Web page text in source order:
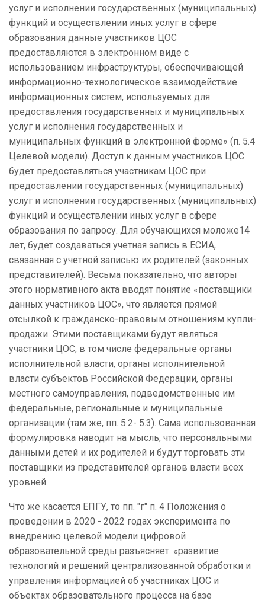
услуг и исполнении государственных (муниципальных)
функций и осуществлении иных услуг в сфере
образования данные участников ЦОС
предоставляются в электронном виде с
использованием инфраструктуры, обеспечивающей
информационно-технологическое взаимодействие
информационных систем, используемых для
предоставления государственных и муниципальных
услуг и исполнения государственных и
муниципальных функций в электронной форме» (п. 5.4
Целевой модели). Доступ к данным участников ЦОС
будет предоставляться участникам ЦОС при
предоставлении государственных (муниципальных)
услуг и исполнении государственных (муниципальных)
функций и осуществлении иных услуг в сфере
образования по запросу. Для обучающихся моложе14
лет, будет создаваться учетная запись в ЕСИА,
связанная с учетной записью их родителей (законных
представителей). Весьма показательно, что авторы
этого нормативного акта вводят понятие «поставщики
данных участников ЦОС», что является прямой
отсылкой к гражданско-правовым отношениям купли-
продажи. Этими поставщиками будут являться
участники ЦОС, в том числе федеральные органы
исполнительной власти, органы исполнительной
власти субъектов Российской Федерации, органы
местного самоуправления, подведомственные им
федеральные, региональные и муниципальные
организации (там же, пп. 5.2- 5.3). Сама использованная
формулировка наводит на мысль, что персональными
данными детей и их родителей и будут торговать эти
поставщики из представителей органов власти всех
уровней.
Что же касается ЕПГУ, то пп. "г" п. 4 Положения о
проведении в 2020 - 2022 годах эксперимента по
внедрению целевой модели цифровой
образовательной среды разъясняет: «развитие
технологий и решений централизованной обработки и
управления информацией об участниках ЦОС и
объектах образовательного процесса на базе